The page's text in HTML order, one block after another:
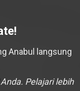
Anabul langsung
Pelajari lebih